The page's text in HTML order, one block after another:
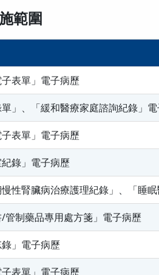
範圍
子表單」電子病歷
單」、「緩和醫療家庭諮詢紀錄」
子表單」電子病歷
紀錄」電子病歷
慢性腎臟病治療護理紀錄」、「睡
/管制藥品專用處方箋」電子病歷
錄」電子病歷
子表單」電子病歷